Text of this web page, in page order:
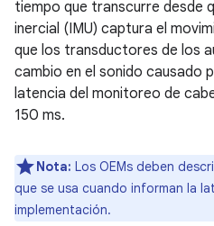
tiempo que transcurre desde
inercial (IMU) captura el
que los transductores de los
cambio en el sonido causado
latencia del monitoreo de
150 ms.
Nota: Los OEMs deben
que se usa cuando informan la
implementación.